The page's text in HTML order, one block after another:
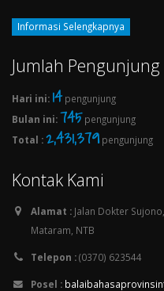
Informasi Selengkapnya
Jumlah Pengunjung
Hari ini: 16pengunjung
Bulan ini:745 pengunjung
Total :2,431,379pengunjung
Kontak Kami
Alamat : Jalan Dokter
Mataram, NTB
Telepon :(0370) 623544
Posel :